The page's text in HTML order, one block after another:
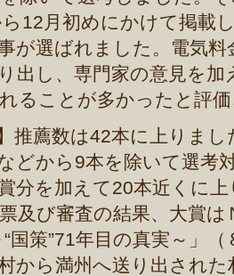
12 月初めにかけて掲載
が選ばれました。電気
出し、専門家の意見を
ることが多かったと評
推薦数は42本に上りまし
どから 9本を除いて選考
分を加えて20本近くに
及び審査の結果、大賞
“国策”71年目の真実～」（
から満州へ送り出され